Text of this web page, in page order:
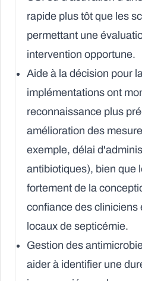
rapide plus tôt que les
permettant une
intervention opportune.
Aide à la décision pour
implémentations ont
reconnaissance plus
amélioration des
exemple, délai
antibiotiques), bien que
fortement de la
confiance des cliniciens
locaux de septicémie.
Gestion des
aider à identifier une